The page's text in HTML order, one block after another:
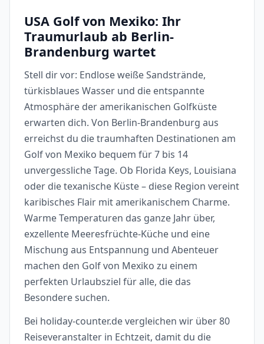
USA Golf von Mexiko: Ihr
Traumurlaub ab Berlin-
Brandenburg wartet
Stell dir vor: Endlose weiße Sandstrände,
türkisblaues Wasser und die entspannte
Atmosphäre der amerikanischen Golfküste
erwarten dich. Von Berlin-Brandenburg aus
erreichst du die traumhaften Destinationen am
Golf von Mexiko bequem für 7 bis 14
unvergessliche Tage. Ob Florida Keys, Louisiana
oder die texanische Küste – diese Region vereint
karibisches Flair mit amerikanischem Charme.
Warme Temperaturen das ganze Jahr über,
exzellente Meeresfrüchte-Küche und eine
Mischung aus Entspannung und Abenteuer
machen den Golf von Mexiko zu einem
perfekten Urlaubsziel für alle, die das
Besondere suchen.
Bei holiday-counter.de vergleichen wir über 80
Reiseveranstalter in Echtzeit, damit du die